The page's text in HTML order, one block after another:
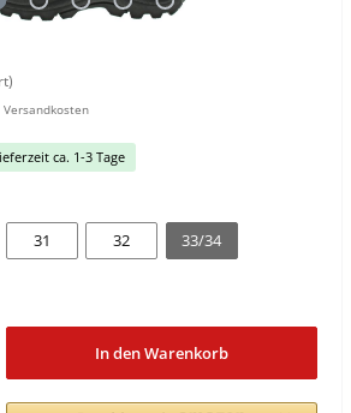
Versandkosten
ca. 1-3 Tage
31 32 33/34
In den Warenkorb